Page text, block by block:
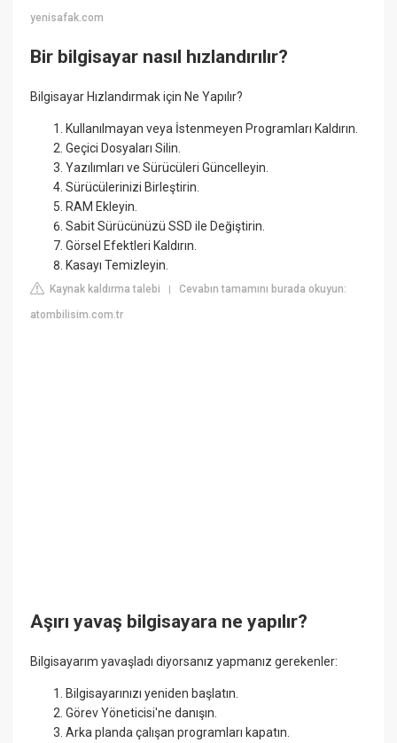
yenisafak.com
Bir bilgisayar nasıl hızlandırılır?
Bilgisayar Hızlandırmak için Ne Yapılır?
Kullanılmayan veya İstenmeyen Programları Kaldırın.
Geçici Dosyaları Silin.
Yazılımları ve Sürücüleri Güncelleyin.
Sürücülerinizi Birleştirin.
RAM Ekleyin.
Sabit Sürücünüzü SSD ile Değiştirin.
Görsel Efektleri Kaldırın.
Kasayı Temizleyin.
Kaynak kaldırma talebi |Cevabın tamamını burada okuyun:
atombilisim.com.tr
Aşırı yavaş bilgisayara ne yapılır?
Bilgisayarım yavaşladı diyorsanız yapmanız gerekenler:
Bilgisayarınızı yeniden başlatın.
Görev Yöneticisi'ne danışın.
Arka planda çalışan programları kapatın.